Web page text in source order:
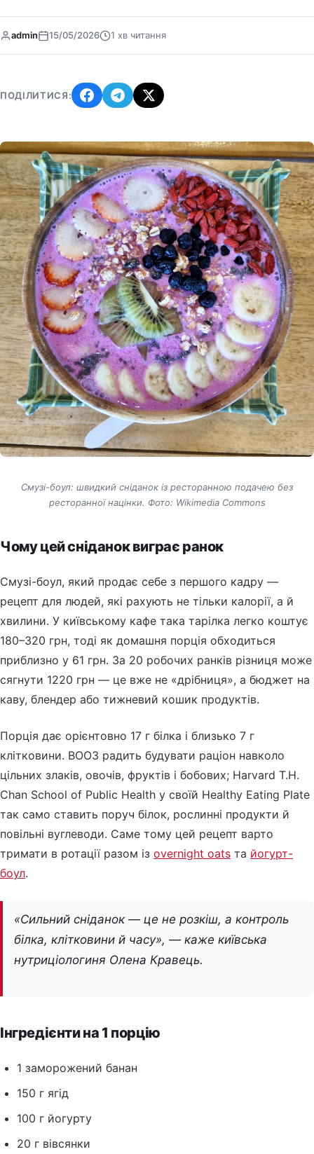
admin 15/05/2026 1 хв читання
ПОДІЛИТИСЯ:
Смузі-боул: швидкий сніданок із ресторанною подачею без
ресторанної націнки. Фото: Wikimedia Commons
Чому цей сніданок виграє ранок
Смузі-боул, який продає себе з першого кадру —
рецепт для людей, які рахують не тільки калорії, а й
хвилини. У київському кафе така тарілка легко коштує
180–320 грн, тоді як домашня порція обходиться
приблизно у 61 грн. За 20 робочих ранків різниця може
сягнути 1220 грн — це вже не «дрібниця», а бюджет на
каву, блендер або тижневий кошик продуктів.
Порція дає орієнтовно 17 г білка і близько 7 г
клітковини. ВООЗ радить будувати раціон навколо
цільних злаків, овочів, фруктів і бобових; Harvard T.H.
Chan School of Public Health у своїй Healthy Eating Plate
так само ставить поруч білок, рослинні продукти й
повільні вуглеводи. Саме тому цей рецепт варто
тримати в ротації разом із overnight oats та йогурт-
боул.
«Сильний сніданок — це не розкіш, а контроль
білка, клітковини й часу», — каже київська
нутриціологиня Олена Кравець.
Інгредієнти на 1 порцію
1 заморожений банан
150 г ягід
100 г йогурту
20 г вівсянки